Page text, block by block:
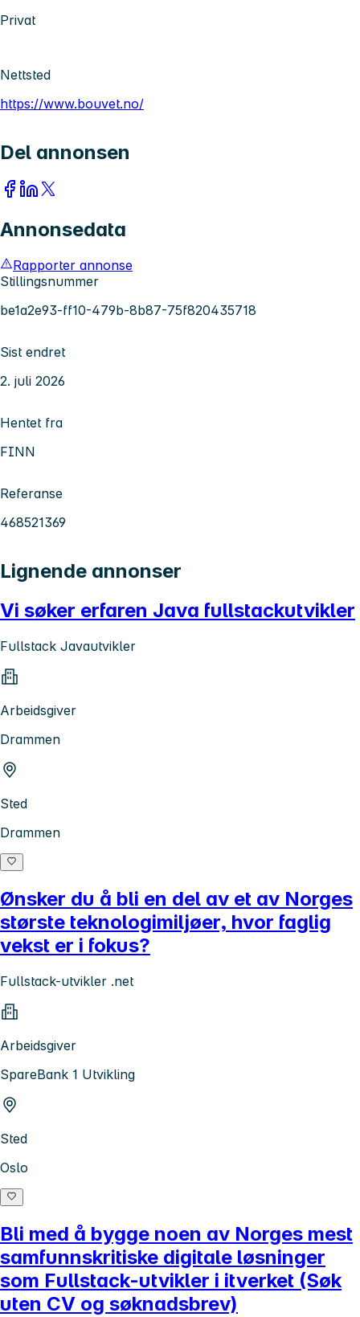
Privat
Nettsted
https://www.bouvet.no/
Del annonsen
Annonsedata
Rapporter annonse
Stillingsnummer
be1a2e93-ff10-479b-8b87-75f820435718
Sist endret
2. juli 2026
Hentet fra
FINN
Referanse
468521369
Lignende annonser
Vi søker erfaren Java fullstackutvikler
Fullstack Javautvikler
Arbeidsgiver
Drammen
Sted
Drammen
Ønsker du å bli en del av et av Norges
største teknologimiljøer, hvor faglig
vekst er i fokus?
Fullstack-utvikler .net
Arbeidsgiver
SpareBank 1 Utvikling
Sted
Oslo
Bli med å bygge noen av Norges mest
samfunnskritiske digitale løsninger
som Fullstack-utvikler i itverket (Søk
uten CV og søknadsbrev)